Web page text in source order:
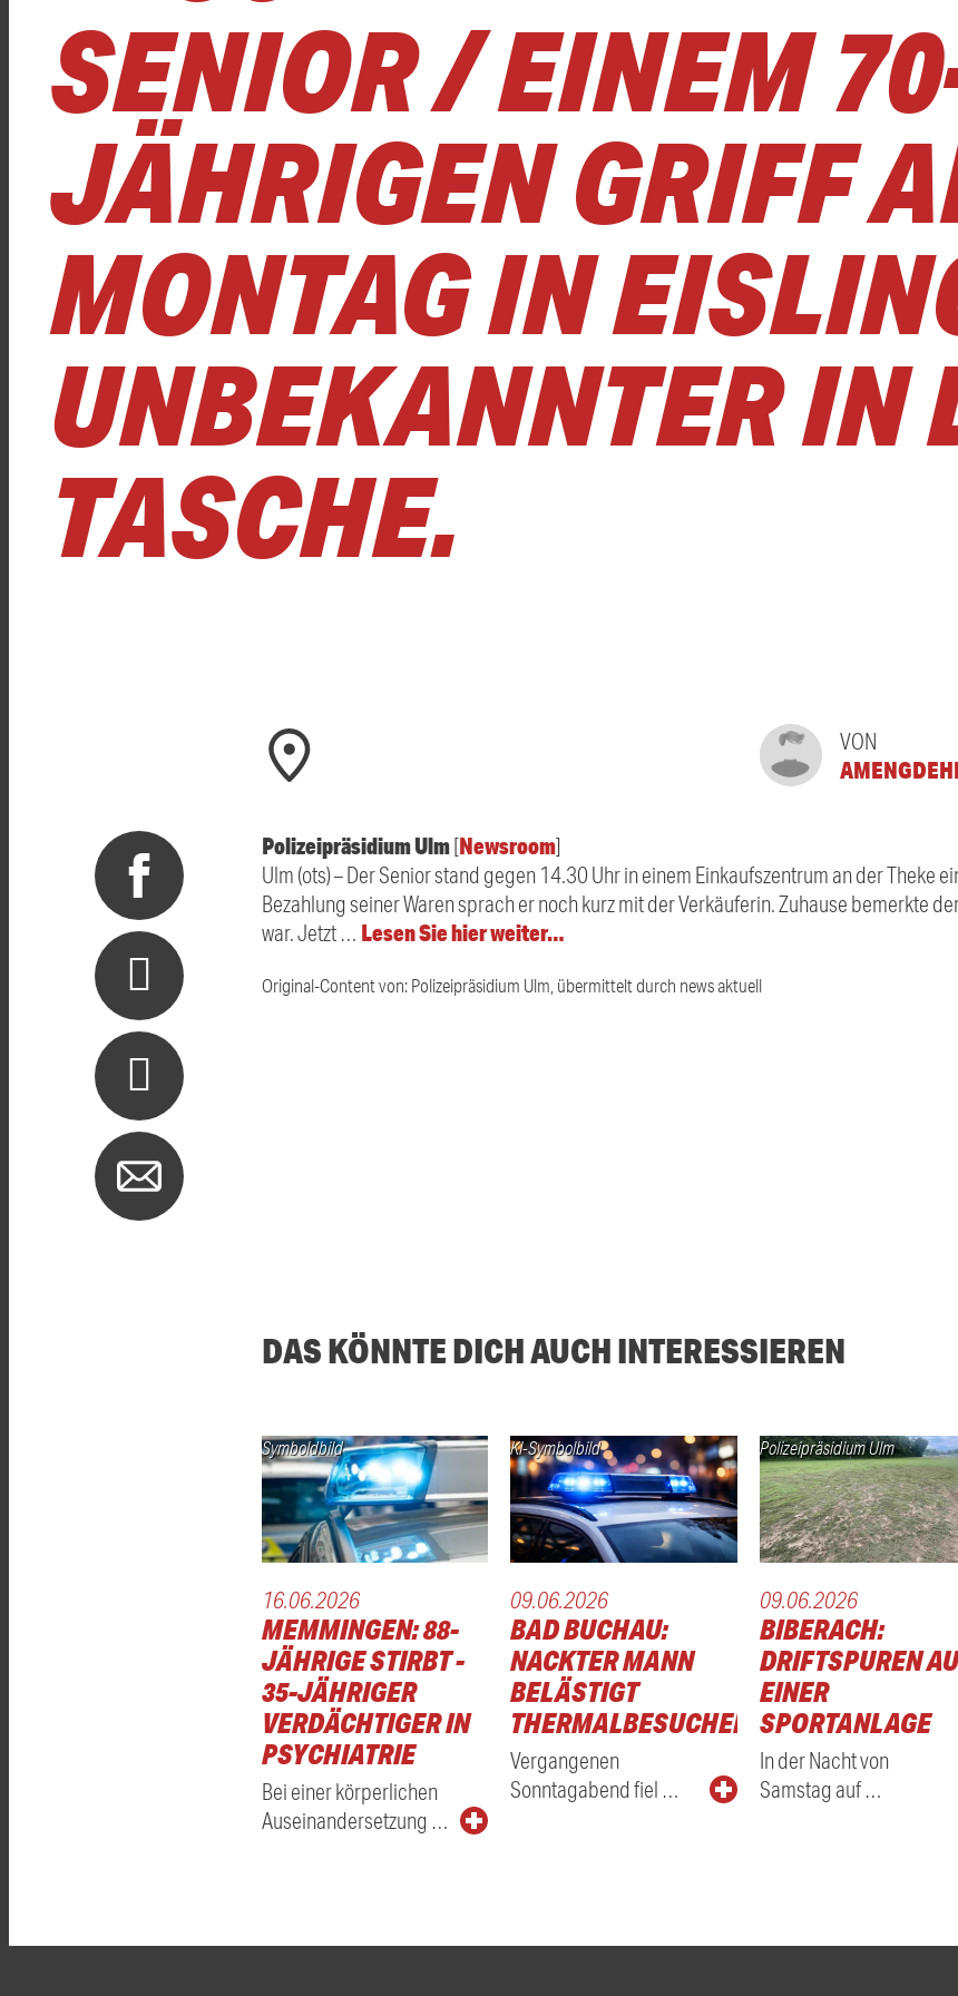
SENIOR / EINEM
JÄHRIGEN GRIFF
MONTAG IN
UNBEKANNTER IN
TASCHE.
VON
Polizeipräsidium Ulm[Newsroom]
Ulm (ots) – Der Senior stand gegen 14.30 Uhr in einem Einkaufszentrum an der Theke
Bezahlung seiner Waren sprach er noch kurz mit der Verkäuferin. Zuhause bemerkte
war. Jetzt … Lesen Sie hier weiter…
Original-Content von: Polizeipräsidium Ulm, übermittelt durch news aktuell
DAS KÖNNTE DICH AUCH INTERESSIEREN
Symboldbild
16.06.2026
MEMMINGEN: 88-
JÄHRIGE STIRBT -
35-JÄHRIGER
VERDÄCHTIGER IN
PSYCHIATRIE
Bei einer körperlichen
Auseinandersetzung …
KI-Symbolbild
09.06.2026
BAD BUCHAU:
NACKTER MANN
BELÄSTIGT
THERMALBESUCHER
Vergangenen
Sonntagabend fiel …
Polizeipräsidium Ulm
09.06.2026
BIBERACH:
DRIFTSPUREN
EINER
SPORTANLAGE
In der Nacht von
Samstag auf …